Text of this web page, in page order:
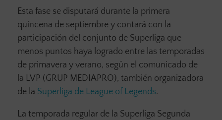
Esta fase se disputará durante la primera
quincena de septiembre y contará con la
participación del conjunto de Superliga que
menos puntos haya logrado entre las temporadas
de primavera y verano, según el comunicado de
la LVP (GRUP MEDIAPRO), también organizadora
de la Superliga de League of Legends.
La temporada regular de la Superliga Segunda